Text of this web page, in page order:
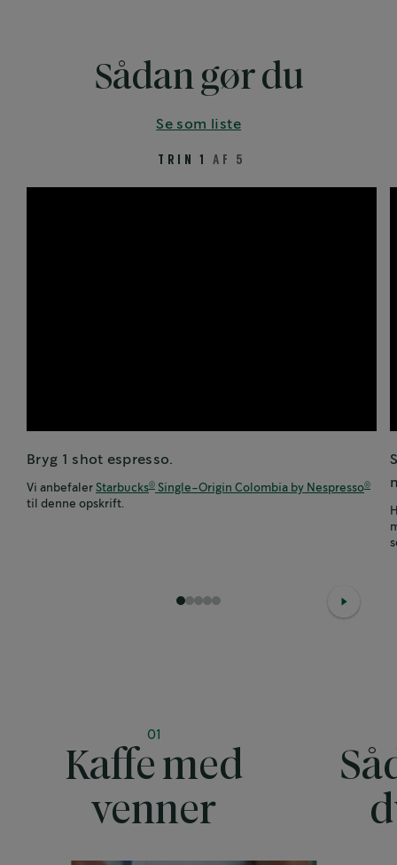
Sådan gør du
Se som liste
TRIN 1 AF 5
Bryg 1 shot espresso.
Vi anbefaler Starbucks® Single-Origin Colombia by Nespresso®
til denne opskrift.
1 234
01
Kaffe med
venner